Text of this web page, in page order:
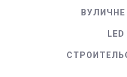
ВУЛИЧНЕ